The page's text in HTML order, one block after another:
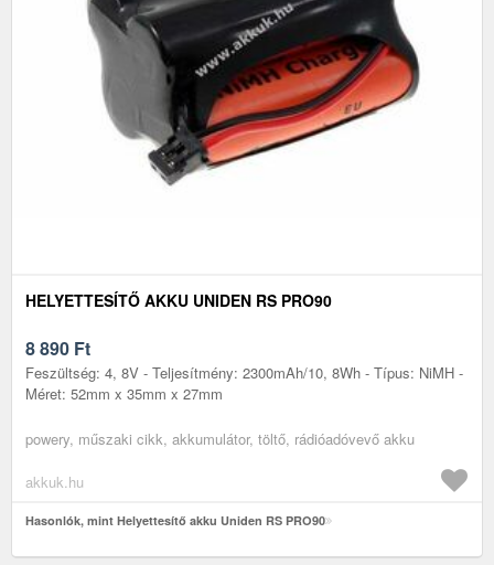
HELYETTESÍTŐ AKKU UNIDEN RS PRO90
8 890 Ft
Feszültség: 4, 8V - Teljesítmény: 2300mAh/10, 8Wh - Típus: NiMH -
Méret: 52mm x 35mm x 27mm
powery, műszaki cikk, akkumulátor, töltő, rádióadóvevő akku
akkuk.hu
Hasonlók, mint Helyettesítő akku Uniden RS PRO90